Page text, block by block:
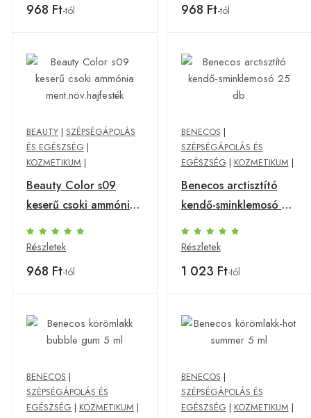
968 Ft-tól 968 Ft-tól
BEAUTY | SZÉPSÉGÁPOLÁS
ÉS EGÉSZSÉG |
KOZMETIKUM |
Beauty Color s09
keserű csoki ammónia
ment.növ.hajfesték
Részletek
968 Ft-tól
BENECOS |
SZÉPSÉGÁPOLÁS ÉS
EGÉSZSÉG | KOZMETIKUM |
Benecos arctisztító
kendő-sminklemosó 25
db
Részletek
1 023 Ft-tól
BENECOS |
SZÉPSÉGÁPOLÁS ÉS
EGÉSZSÉG | KOZMETIKUM |
BENECOS |
SZÉPSÉGÁPOLÁS ÉS
EGÉSZSÉG | KOZMETIKUM |